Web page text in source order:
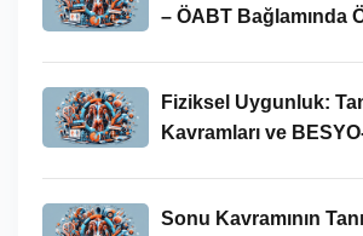
– ÖABT Bağlamında
Fiziksel Uygunluk:
Kavramları ve
Sonu Kavramının